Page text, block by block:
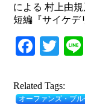
による 村上由
短編『サイケデ
Related Tags:
オーファンズ・ブ